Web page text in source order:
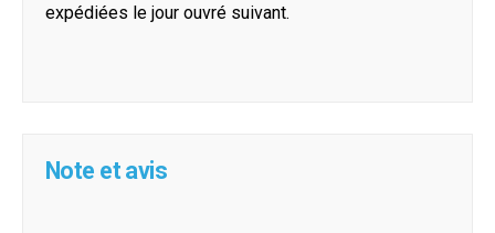
expédiées le jour ouvré suivant.
Note et avis